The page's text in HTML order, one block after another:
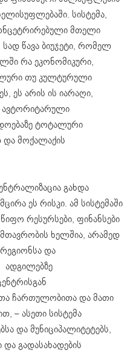
სისტემა,
მთელი
სად წავა ბიუჯეტი, რომელ
რა ეკონომიკური,
თუ კულტურული
ეს არის ის იარაღი,
ტოტალური
მოქალაქის
გახდა
ეს რისკი. ამ სისტემაში
რესურსები, ფინანსები
ხელშია, არამედ
და
ჩართულობითა და მათი
– ასეთი სისტემა
და მუნიციპალიტეტებს,
და გადასახადების